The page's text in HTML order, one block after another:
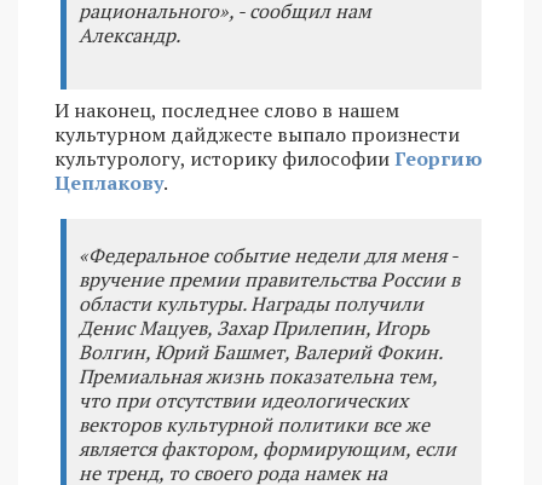
рационального», - сообщил нам
Александр.
И наконец, последнее слово в нашем
культурном дайджесте выпало произнести
культурологу, историку философииГеоргию
Цеплакову.
«Федеральное событие недели для меня -
вручение премии правительства России в
области культуры. Награды получили
Денис Мацуев, Захар Прилепин, Игорь
Волгин, Юрий Башмет, Валерий Фокин.
Премиальная жизнь показательна тем,
что при отсутствии идеологических
векторов культурной политики все же
является фактором, формирующим, если
не тренд, то своего рода намек на